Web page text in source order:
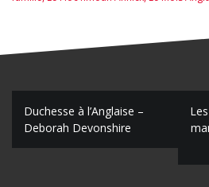
N
a
Duchesse à l’Anglaise –
Deborah Devonshire